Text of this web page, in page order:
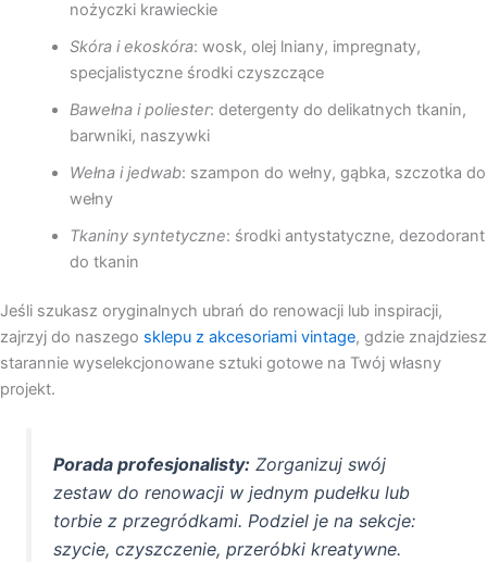
nożyczki krawieckie
Skóra i ekoskóra: wosk, olej lniany, impregnaty,
specjalistyczne środki czyszczące
Bawełna i poliester: detergenty do delikatnych tkanin,
barwniki, naszywki
Wełna i jedwab: szampon do wełny, gąbka, szczotka do
wełny
Tkaniny syntetyczne: środki antystatyczne, dezodorant
do tkanin
Jeśli szukasz oryginalnych ubrań do renowacji lub inspiracji,
zajrzyj do naszego sklepu z akcesoriami vintage, gdzie znajdziesz
starannie wyselekcjonowane sztuki gotowe na Twój własny
projekt.
Porada profesjonalisty: Zorganizuj swój
zestaw do renowacji w jednym pudełku lub
torbie z przegródkami. Podziel je na sekcje:
szycie, czyszczenie, przeróbki kreatywne.